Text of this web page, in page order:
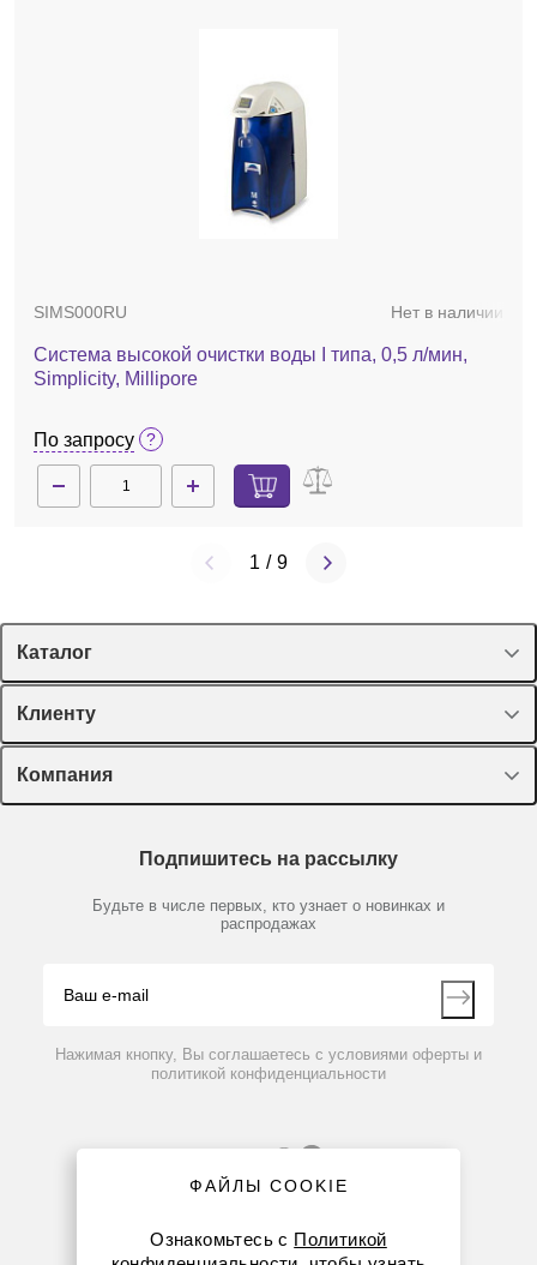
83021085
SIMS000RU Нет в наличии
Система высокой очистки воды I типа, 0,5 л/мин,
Simplicity, Millipore
По запросу
1 / 9
Каталог
Спецпредложения
Оборудование, приборы
Пластик, стекло, принадлежности
Химические реактивы, препараты, наборы
Производители
Клиенту
Лекторий Диаэм
Доставка и оплата
Мобильное приложение
Компания
Партнеры
Контакты
Подпишитесь на рассылку
Будьте в числе первых, кто узнает о новинках и
распродажах
Нажимая кнопку, Вы соглашаетесь с условиями оферты и
политикой конфиденциальности
ФАЙЛЫ COOKIE
Ознакомьтесь с Политикой